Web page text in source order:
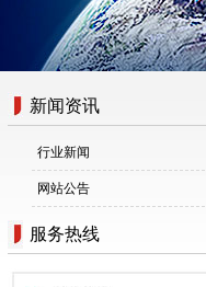
新闻资讯
行业新闻
网站公告
服务热线